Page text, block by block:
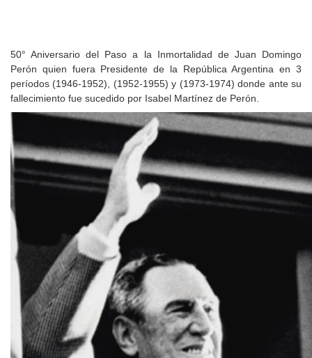
50° Aniversario del Paso a la Inmortalidad de Juan Domingo
Perón quien fuera Presidente de la República Argentina en 3
períodos (1946-1952), (1952-1955) y (1973-1974) donde ante su
fallecimiento fue sucedido por Isabel Martínez de Perón.